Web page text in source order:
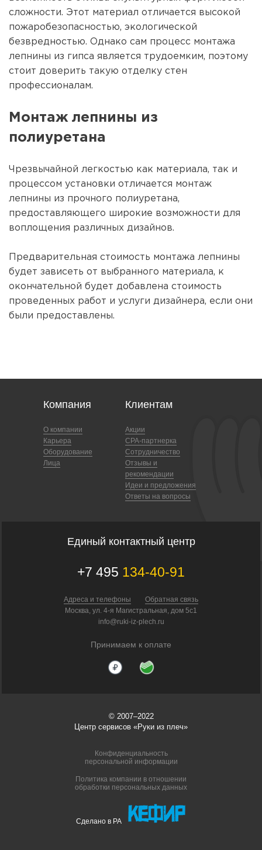
сложности. Этот материал отличается высокой
пожаробезопасностью, экологической
безвредностью. Однако сам процесс монтажа
лепнины из гипса является трудоемким, поэтому
стоит доверить такую отделку стен
профессионалам.
Монтаж лепнины из
полиуретана
Чрезвычайной легкостью как материала, так и
процессом установки отличается монтаж
лепнины из прочного полиуретана,
предоставляющего широкие возможности для
воплощения различных дизайнов.
Предварительная стоимость монтажа лепнины
будет зависеть от выбранного материала, к
окончательной будет добавлена стоимость
проведенных работ и услуги дизайнера, если они
были предоставлены.
Компания
О компании
Карьера
Оборудование
Лица
Клиентам
Акции
CPA-партнерка
Сотрудничество
Отзывы и
рекомендации
Идеи и предложения
Ответы на вопросы
Единый контактный центр
+7 495 134-40-91
Адреса и телефоны
Обратная связь
Москва, ул. 4-я Магистральная, дом 5с1
info@ruki-iz-plech.ru
Принимаем к оплате
© 2007–2022
Центр сервисов «Руки из плеч»
Конфиденциальность
персональной информации
Политика компании в отношении
обработки персональных данных
Сделано в РА